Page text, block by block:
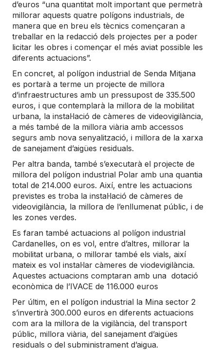
d’euros “una quantitat molt important que permetrà
millorar aquests quatre polígons industrials, de
manera que en breu els tècnics començaran a
treballar en la redacció dels projectes per a poder
licitar les obres i començar el més aviat possible les
diferents actuacions”.
En concret, al polígon industrial de Senda Mitjana
es portarà a terme un projecte de millora
d’infraestructures amb un pressupost de 335.500
euros, i que contemplarà la millora de la mobilitat
urbana, la instal·lació de càmeres de videovigilància,
a més també de la millora viària amb accessos
segurs amb nova senyalització, i millora de la xarxa
de sanejament d’aigües residuals.
Per altra banda, també s’executarà el projecte de
millora del polígon industrial Polar amb una quantia
total de 214.000 euros. Així, entre les actuacions
previstes es troba la instal·lació de càmeres de
videovigilància, la millora de l’enllumenat públic, i de
les zones verdes.
Es faran també actuacions al polígon industrial
Cardanelles, on es vol, entre d’altres, millorar la
mobilitat urbana, o millorar també els vials, així
mateix es vol instal·lar càmeres de viodevigilància.
Aquestes actuacions comptaran amb una dotació
econòmica de l’IVACE de 116.000 euros
Per últim, en el polígon industrial la Mina sector 2
s’invertirà 300.000 euros en diferents actuacions
com ara la millora de la vigilància, del transport
públic, millora viària, del sanejament d’aigües
residuals o del subministrament d’aigua.